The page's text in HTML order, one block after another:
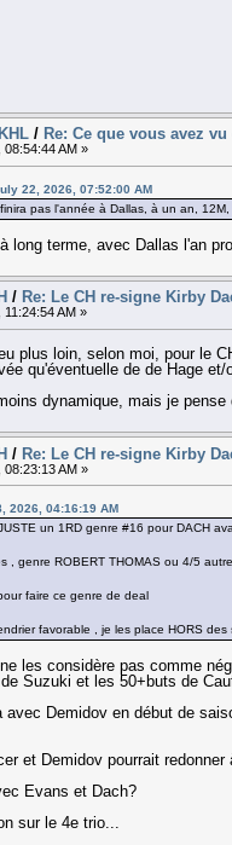
/ Re: Ce que vous avez vu
AM »
22, 2026, 07:52:00 AM
pas l'année à Dallas, à un an,
long terme, avec Dallas l'an
/ Re: Le CH re-signe Kirby
AM »
plus loin, selon moi, pour le
qu'éventuelle de de Hage et/
dynamique, mais je
/ Re: Le CH re-signe Kirby
AM »
2026, 04:16:19 AM
un 1RD genre #16 pour DACH
, genre ROBERT THOMAS ou 4/5
faire ce genre de deal
favorable , je les place HORS des
les considère pas comme
Suzuki et les 50+buts de
avec Demidov en début de
et Demidov pourrait
Evans et Dach?
sur le 4e trio...